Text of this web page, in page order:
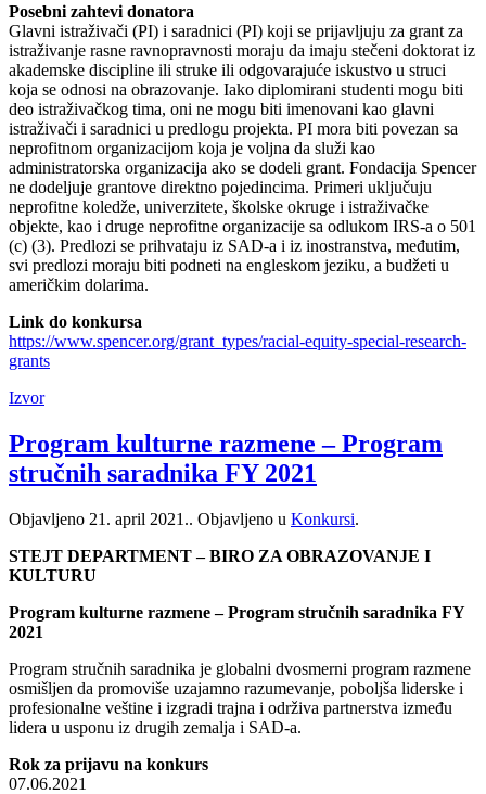
Posebni zahtevi donatora
Glavni istraživači (PI) i saradnici (PI) koji se prijavljuju za grant za
istraživanje rasne ravnopravnosti moraju da imaju stečeni doktorat iz
akademske discipline ili struke ili odgovarajuće iskustvo u struci
koja se odnosi na obrazovanje. Iako diplomirani studenti mogu biti
deo istraživačkog tima, oni ne mogu biti imenovani kao glavni
istraživači i saradnici u predlogu projekta. PI mora biti povezan sa
neprofitnom organizacijom koja je voljna da služi kao
administratorska organizacija ako se dodeli grant. Fondacija Spencer
ne dodeljuje grantove direktno pojedincima. Primeri uključuju
neprofitne koledže, univerzitete, školske okruge i istraživačke
objekte, kao i druge neprofitne organizacije sa odlukom IRS-a o 501
(c) (3). Predlozi se prihvataju iz SAD-a i iz inostranstva, međutim,
svi predlozi moraju biti podneti na engleskom jeziku, a budžeti u
američkim dolarima.
Link do konkursa
https://www.spencer.org/grant_types/racial-equity-special-research-
grants
Izvor
Program kulturne razmene – Program
stručnih saradnika FY 2021
Objavljeno 21. april 2021.. Objavljeno u Konkursi.
STEJT DEPARTMENT – BIRO ZA OBRAZOVANJE I
KULTURU
Program kulturne razmene – Program stručnih saradnika FY
2021
Program stručnih saradnika je globalni dvosmerni program razmene
osmišljen da promoviše uzajamno razumevanje, poboljša liderske i
profesionalne veštine i izgradi trajna i održiva partnerstva između
lidera u usponu iz drugih zemalja i SAD-a.
Rok za prijavu na konkurs
07.06.2021